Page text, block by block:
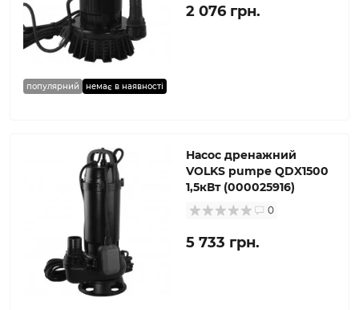
популярний немає в наявності
2 076 грн.
Насос дренажний
VOLKS pumpe QDX1500
1,5кВт (000025916)
0
5 733 грн.